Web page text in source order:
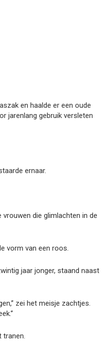
en haalde er een oude
jarenlang gebruik versleten
ernaar.
die glimlachten in de
vorm van een roos.
jaar jonger, staand naast
zei het meisje zachtjes.
tranen.